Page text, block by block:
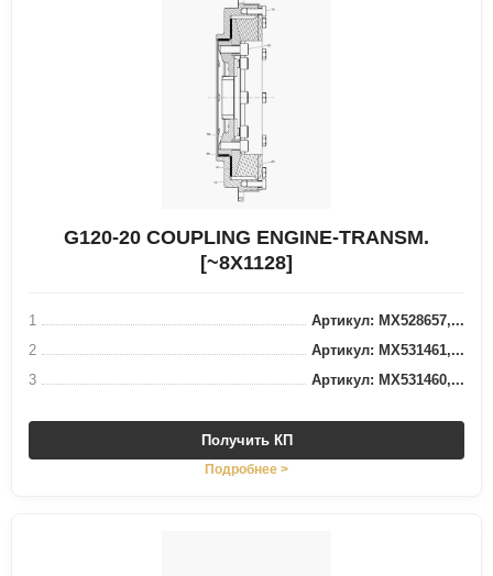
G120-20 COUPLING ENGINE-TRANSM.
[~8X1128]
1
Артикул: MX528657,...
2
Артикул: MX531461,...
3
Артикул: MX531460,...
Получить КП
Подробнее >